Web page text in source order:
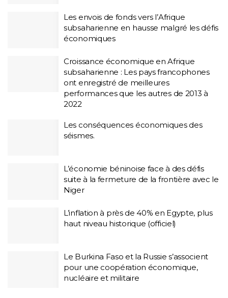
Les envois de fonds vers l’Afrique
subsaharienne en hausse malgré les défis
économiques
Croissance économique en Afrique
subsaharienne : Les pays francophones
ont enregistré de meilleures
performances que les autres de 2013 à
2022
Les conséquences économiques des
séismes.
L’économie béninoise face à des défis
suite à la fermeture de la frontière avec le
Niger
L’inflation à près de 40% en Egypte, plus
haut niveau historique (officiel)
Le Burkina Faso et la Russie s’associent
pour une coopération économique,
nucléaire et militaire